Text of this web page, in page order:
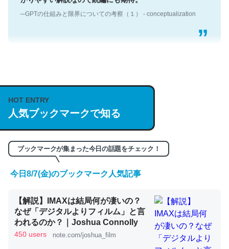
─GPTの仕組みと限界についての考察（１） - conceptualization
説してる記事が少ないので貴重な良記事。/続編来た
https://isobe324649.hatenablog.com/entry/2023/03/27
/064121
─GPTの仕組みと限界についての考察（１） - conceptualization
くらい。小説でいう「ずっと前の伏線」は回収されないけ
ど、短期記憶というには多い分量。進化すればするほど分
かりやすく強くなりそう
HOT ENTRY
人気ブックマークで知る
ブックマークが集まった今日の話題をチェック！
今日8/7(金)のブックマーク人気記事
【解説】IMAXは結局何が凄いの？
なぜ「デジタルよりフィルム」と言
われるのか？｜Joshua Connolly
450 users note.com/joshua_film